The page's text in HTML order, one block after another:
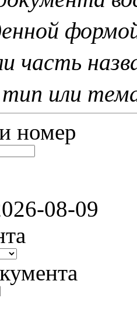
часть
или
номер
08-09